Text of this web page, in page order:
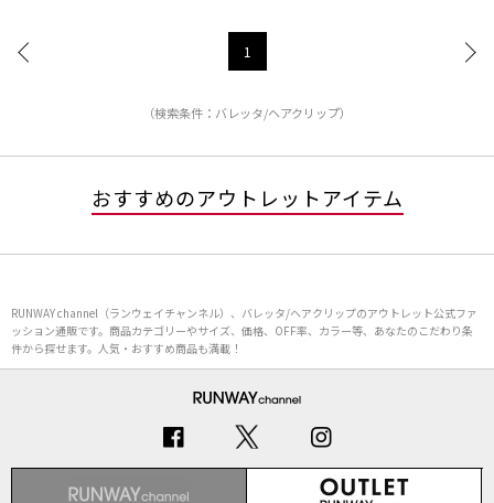
1
（検索条件：バレッタ/ヘアクリップ）
おすすめのアウトレットアイテム
RUNWAY channel（ランウェイチャンネル）、バレッタ/ヘアクリップのアウトレット公式ファ
ッション通販です。商品カテゴリーやサイズ、価格、OFF率、カラー等、あなたのこだわり条
件から探せます。人気・おすすめ商品も満載！